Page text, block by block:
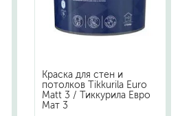
Краска для стен и
потолков Tikkurila Euro
Matt 3 / Тиккурила Евро
Мат 3